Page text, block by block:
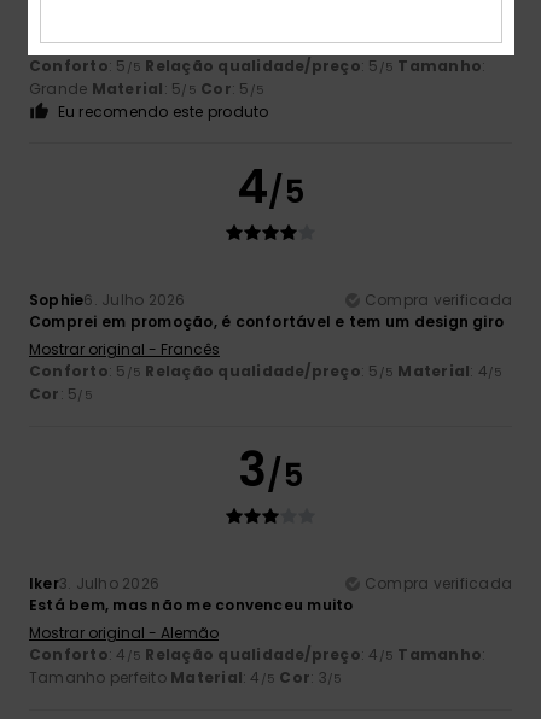
Mostrar original - Francês
Conforto: 5 /5 Relação qualidade/preço: 5 /5 Tamanho:
Grande Material: 5/5 Cor: 5 /5
Eu recomendo este produto
4/5
Sophie6. Julho 2026
Compra verificada
Comprei em promoção, é confortável e tem um design giro
Mostrar original - Francês
Conforto: 5 /5 Relação qualidade/preço: 5 /5 Material: 4/5
Cor: 5/5
3/5
Iker3. Julho 2026
Compra verificada
Está bem, mas não me convenceu muito
Mostrar original - Alemão
Conforto: 4 /5 Relação qualidade/preço: 4 /5 Tamanho:
Tamanho perfeito Material: 4 /5 Cor: 3/5